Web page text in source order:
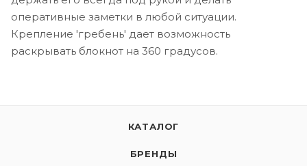
оперативные заметки в любой ситуации.
Крепление 'гребень' дает возможность
раскрывать блокнот на 360 градусов.
КАТАЛОГ
БРЕНДЫ